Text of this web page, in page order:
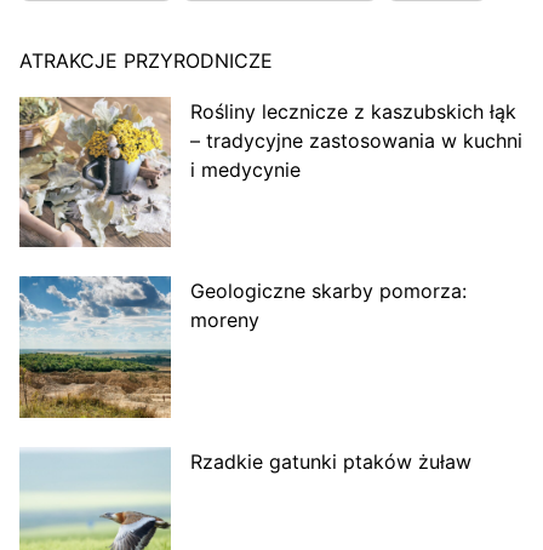
ATRAKCJE PRZYRODNICZE
Rośliny lecznicze z kaszubskich łąk
– tradycyjne zastosowania w kuchni
i medycynie
Geologiczne skarby pomorza:
moreny
Rzadkie gatunki ptaków żuław